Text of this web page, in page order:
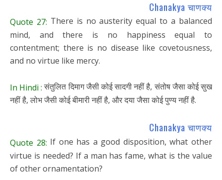
Chanakya चाणक्य
Quote 27: There is no austerity equal to a balanced
mind, and there is no happiness equal to
contentment; there is no disease like covetousness,
and no virtue like mercy.
In Hindi :संतुलित दिमाग जैसी कोई सादगी नहीं है, संतोष जैसा कोई सुख
नहीं है, लोभ जैसी कोई बीमारी नहीं है, और दया जैसा कोई पुण्य नहीं है.
Chanakya चाणक्य
Quote 28: If one has a good disposition, what other
virtue is needed? If a man has fame, what is the value
of other ornamentation?